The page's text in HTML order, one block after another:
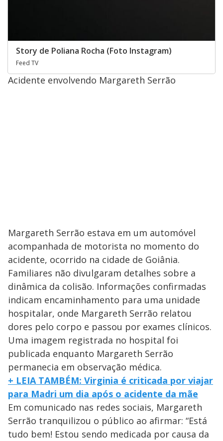
Story de Poliana Rocha (Foto Instagram)
Feed TV
Acidente envolvendo Margareth Serrão
Margareth Serrão estava em um automóvel
acompanhada de motorista no momento do
acidente, ocorrido na cidade de Goiânia.
Familiares não divulgaram detalhes sobre a
dinâmica da colisão. Informações confirmadas
indicam encaminhamento para uma unidade
hospitalar, onde Margareth Serrão relatou
dores pelo corpo e passou por exames clínicos.
Uma imagem registrada no hospital foi
publicada enquanto Margareth Serrão
permanecia em observação médica.
+ LEIA TAMBÉM: Virginia é criticada por viajar
para Madri um dia após o acidente da mãe
Em comunicado nas redes sociais, Margareth
Serrão tranquilizou o público ao afirmar: “Está
tudo bem! Estou sendo medicada por causa da